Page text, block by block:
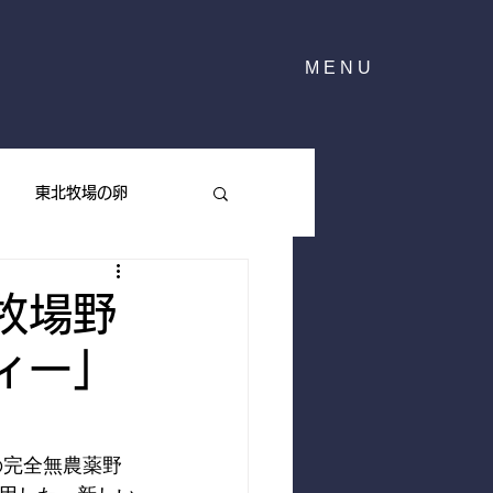
MENU
東北牧場の卵
東北牧場のハーブ
場野
」
全無農薬野